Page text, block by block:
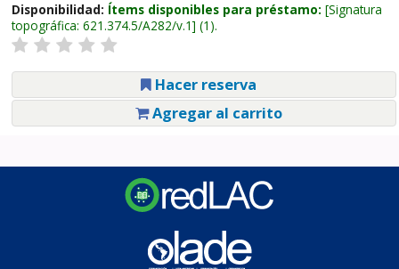
Disponibilidad: Ítems disponibles para préstamo: Signatura
topográfica: 621.374.5/A282/v.1 (1).
Hacer reserva
Agregar al carrito